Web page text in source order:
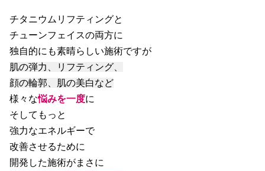
チタニウムリフティングと
チューンフェイスの両方に
独自的にも素晴らしい施術ですが
肌の弾力、リフティング、
顔の輪郭、肌の美白など
様々な悩みを一度に
そしてもっと
強力なエネルギーで
改善させるために
開発した施術がまさに